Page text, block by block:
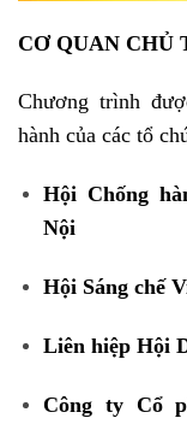
CƠ QUAN CHỦ
Chương trình
hành của các tổ
Hội Chống
Nội
Hội Sáng chế
Liên hiệp Hội
Công ty Cổ